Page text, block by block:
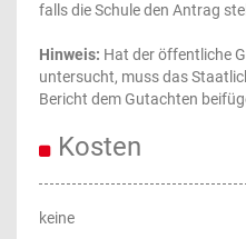
falls die Schule den Antrag
Hinweis: Hat der öffentliche
untersucht, muss das
Bericht dem Gutachten
Kosten
keine